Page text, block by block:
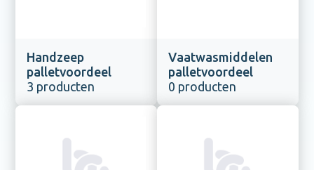
Handzeep
palletvoordeel
3 producten
Vaatwasmiddelen
palletvoordeel
0 producten